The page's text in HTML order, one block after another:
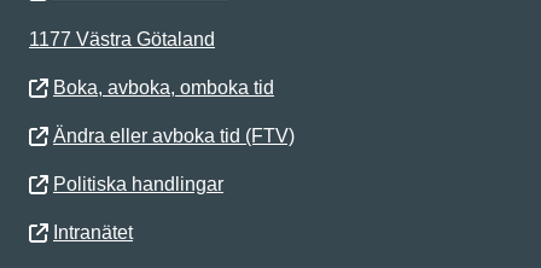
1177 Västra Götaland
Boka, avboka, omboka tid
Ändra eller avboka tid (FTV)
Politiska handlingar
Intranätet